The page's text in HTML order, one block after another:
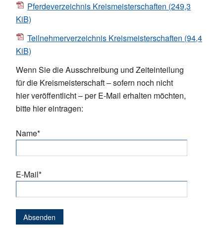
Pferdeverzeichnis Kreismeisterschaften (249,3
KiB)
Teilnehmerverzeichnis Kreismeisterschaften (94,4
KiB)
Wenn Sie die Ausschreibung und Zeiteinteilung
für die Kreismeisterschaft – sofern noch nicht
hier veröffentlicht – per E-Mail erhalten möchten,
bitte hier eintragen:
Pflichtfeld
Name*
Pflichtfeld
E-Mail*
Absenden